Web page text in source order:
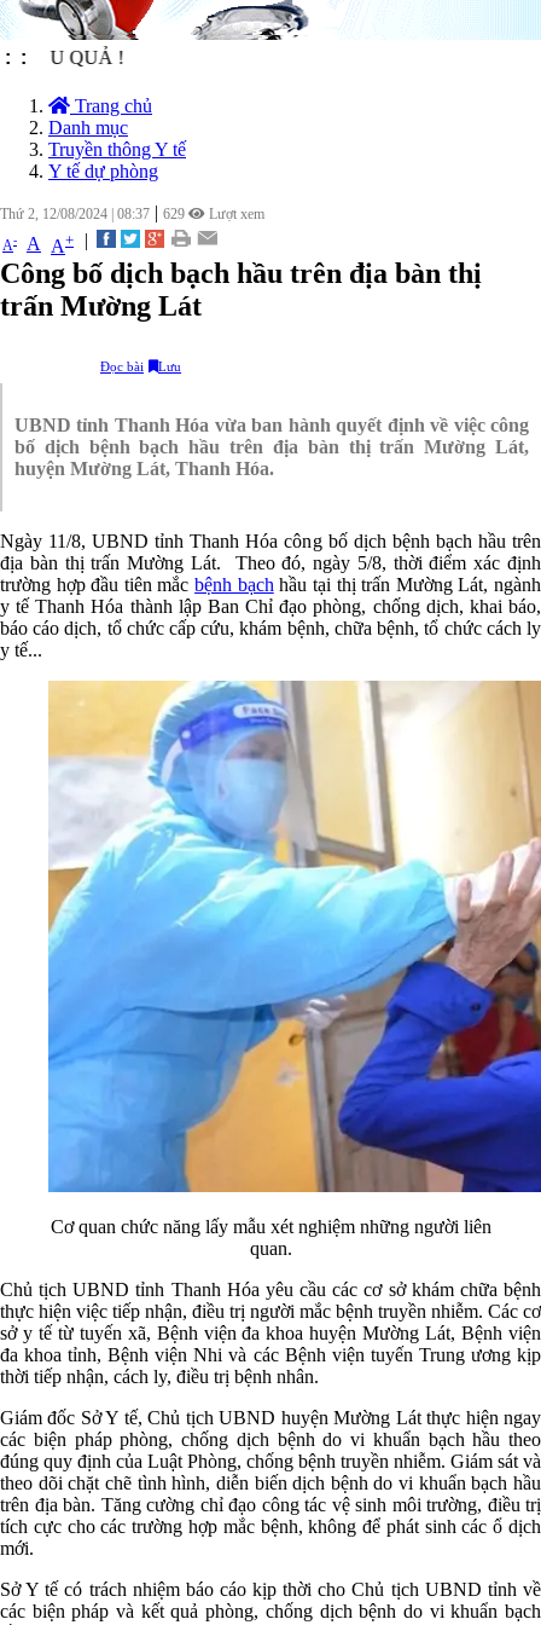
: :
QUẢ !
Trang chủ
Danh mục
Truyền thông Y tế
Y tế dự phòng
Thứ 2, 12/08/2024 08:37 | 629
Lượt xem
A- A A+ |
Công bố dịch bạch hầu trên địa bàn thị
trấn Mường Lát
Đọc bài Lưu
UBND tỉnh Thanh Hóa vừa ban hành quyết định về việc công
bố dịch bệnh bạch hầu trên địa bàn thị trấn Mường Lát,
huyện Mường Lát, Thanh Hóa.
Ngày 11/8, UBND tỉnh Thanh Hóa công bố dịch bệnh bạch hầu trên
địa bàn thị trấn Mường Lát. Theo đó, ngày 5/8, thời điểm xác định
trường hợp đầu tiên mắcbệnh bạch hầu tại thị trấn Mường Lát, ngành
y tế Thanh Hóa thành lập Ban Chỉ đạo phòng, chống dịch, khai báo,
báo cáo dịch, tổ chức cấp cứu, khám bệnh, chữa bệnh, tổ chức cách ly
y tế...
Cơ quan chức năng lấy mẫu xét nghiệm những người liên
quan.
Chủ tịch UBND tỉnh Thanh Hóa yêu cầu các cơ sở khám chữa bệnh
thực hiện việc tiếp nhận, điều trị người mắc bệnh truyền nhiễm. Các cơ
sở y tế từ tuyến xã, Bệnh viện đa khoa huyện Mường Lát, Bệnh viện
đa khoa tỉnh, Bệnh viện Nhi và các Bệnh viện tuyến Trung ương kịp
thời tiếp nhận, cách ly, điều trị bệnh nhân.
Giám đốc Sở Y tế, Chủ tịch UBND huyện Mường Lát thực hiện ngay
các biện pháp phòng, chống dịch bệnh do vi khuẩn bạch hầu theo
đúng quy định của Luật Phòng, chống bệnh truyền nhiễm. Giám sát và
theo dõi chặt chẽ tình hình, diễn biến dịch bệnh do vi khuẩn bạch hầu
trên địa bàn. Tăng cường chỉ đạo công tác vệ sinh môi trường, điều trị
tích cực cho các trường hợp mắc bệnh, không để phát sinh các ổ dịch
mới.
Sở Y tế có trách nhiệm báo cáo kịp thời cho Chủ tịch UBND tỉnh về
các biện pháp và kết quả phòng, chống dịch bệnh do vi khuẩn bạch